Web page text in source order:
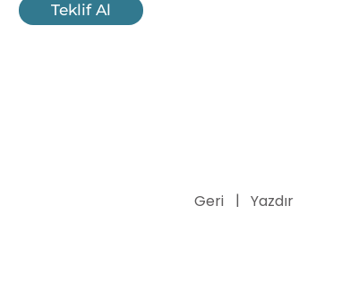
Teklif Al
Geri Yazdır